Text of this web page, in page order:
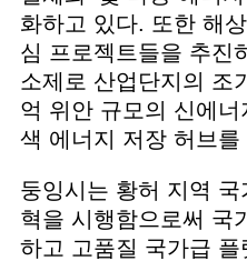
화하고 있다. 또한 해
심 프로젝트들을 추진
소제로 산업단지의 조
억 위안 규모의 신에
색 에너지 저장 허브
둥잉시는 황허 지역
혁을 시행함으로써 국
하고 고품질 국가급